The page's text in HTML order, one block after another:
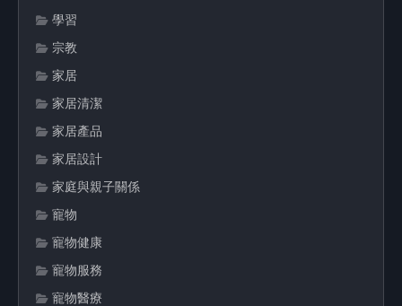
學習
宗教
家居
家居清潔
家居產品
家居設計
家庭與親子關係
寵物
寵物健康
寵物服務
寵物醫療